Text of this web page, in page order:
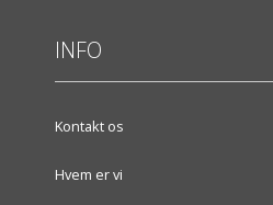
INFO
Kontakt os
Hvem er vi